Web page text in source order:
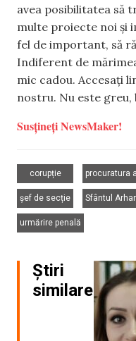
avea posibilitatea să
multe proiecte noi și
fel de important, să
Indiferent de
mic cadou. Accesați
nostru. Nu este greu,
Susțineți NewsMaker!
corupție
procuratura
șef de secție
Sfântul
urmărire penală
Știri
similare